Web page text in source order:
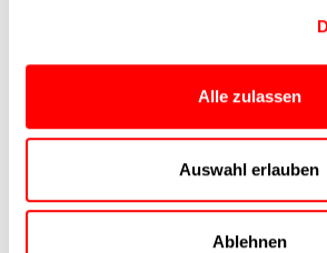
Alle zulassen
Auswahl erlauben
Ablehnen
CTC
400N